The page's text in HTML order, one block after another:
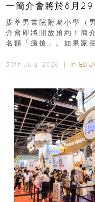
一簡介會將於8月29
｜更設有網上重溫
拔萃男書院附屬小學（
介會即將開放預約！簡
名額「瘋搶」。如果家
30th July, 2026 ｜ In